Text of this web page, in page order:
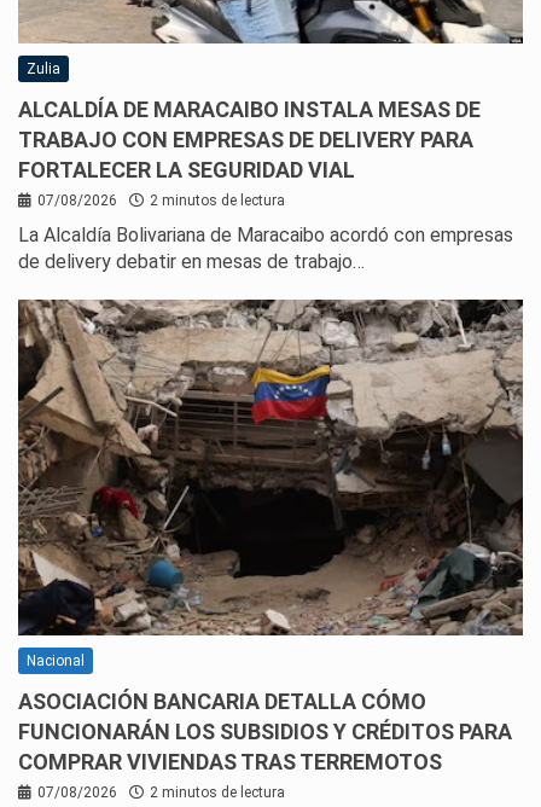
Zulia
ALCALDÍA DE MARACAIBO INSTALA MESAS DE
TRABAJO CON EMPRESAS DE DELIVERY PARA
FORTALECER LA SEGURIDAD VIAL
07/08/2026 2 minutos de lectura
La Alcaldía Bolivariana de Maracaibo acordó con empresas
de delivery debatir en mesas de trabajo…
Nacional
ASOCIACIÓN BANCARIA DETALLA CÓMO
FUNCIONARÁN LOS SUBSIDIOS Y CRÉDITOS PARA
COMPRAR VIVIENDAS TRAS TERREMOTOS
07/08/2026 2 minutos de lectura